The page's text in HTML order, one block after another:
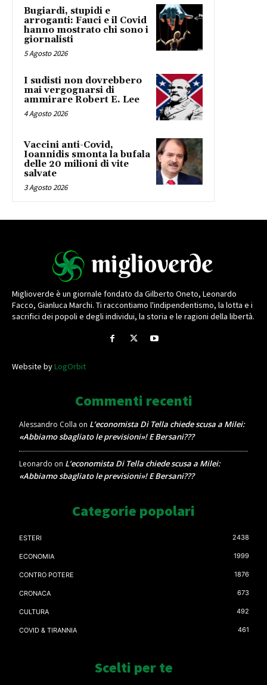
Bugiardi, stupidi e
arroganti: Fauci e il Covid
hanno mostrato chi sono i
giornalisti
5 Agosto 2026
I sudisti non dovrebbero
mai vergognarsi di
ammirare Robert E. Lee
4 Agosto 2026
Vaccini anti-Covid,
Ioannidis smonta la bufala
delle 20 milioni di vite
salvate
3 Agosto 2026
Miglioverde è un giornale fondato da Gilberto Oneto, Leonardo
Facco, Gianluca Marchi. Ti raccontiamo l'indipendentismo, la lotta e i
sacrifici dei popoli e degli individui, la storia e le ragioni della libertà.
Website byLogOrbit
Commenti recenti
Alessandro Colla on L’economista Di Tella chiede scusa a Milei:
«Abbiamo sbagliato le previsioni»! E Bersani???
Leonardo on L’economista Di Tella chiede scusa a Milei:
«Abbiamo sbagliato le previsioni»! E Bersani???
Categorie popolari
ESTERI 2438
ECONOMIA 1999
CONTRO POTERE 1876
CRONACA 673
CULTURA 492
COVID & TIRANNIA 461
Scelti per te